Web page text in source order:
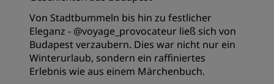
Von Stadtbummeln bis hin zu festlicher
Eleganz - @voyage_provocateur ließ sich von
Budapest verzaubern. Dies war nicht nur ein
Winterurlaub, sondern ein raffiniertes
Erlebnis wie aus einem Märchenbuch.